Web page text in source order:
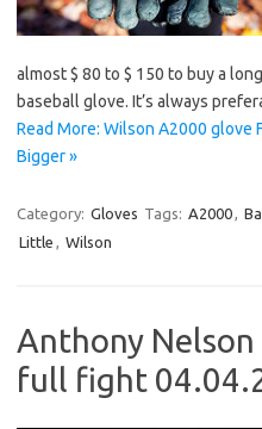
almost $ 80 to $ 150 to buy a
baseball glove. It’s always
Read More: Wilson A2000 glove
Bigger »
Category: Gloves Tags: A2000,
Little , Wilson
Anthony Nelson
full fight